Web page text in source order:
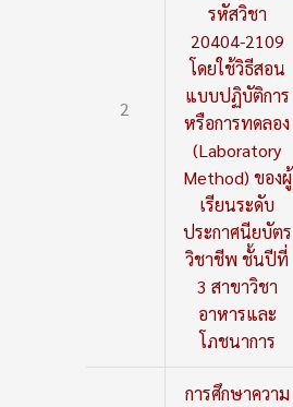
2
รหัสวิชา
20404-2109
โดยใช้วิธีสอน
แบบปฏิบัติการ
หรือการทดลอง
(Laboratory
Method) ของผู้
เรียนระดับ
ประกาศนียบัตร
วิชาชีพ ชั้นปีที่
3 สาขาวิชา
อาหารและ
โภชนาการ
การศึกษาความ